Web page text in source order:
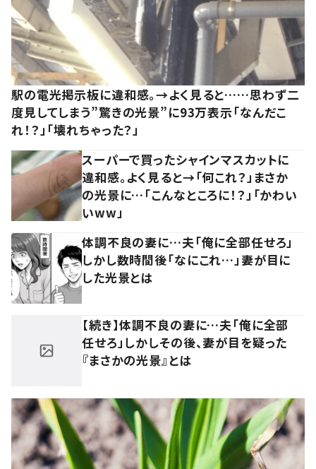
駅の電光掲示板に違和感。→よく見ると……思わず二
度見してしまう”驚きの光景”に93万表示「なんだこ
れ！？」「壊れちゃった？」
スーパーで買ったシャインマスカットに
違和感。よく見ると→「何これ？」まさか
の光景に…「こんなところに！？」「かわい
いww」
体調不良の妻に…夫「俺に全部任せろ」
しかし数時間後「なにこれ…」妻が目に
した光景とは
【続き】体調不良の妻に…夫「俺に全部
任せろ」しかしその後、妻が目を疑った
『まさかの光景』とは